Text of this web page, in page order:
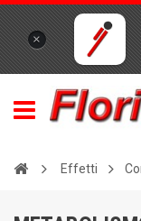
×
Effetti